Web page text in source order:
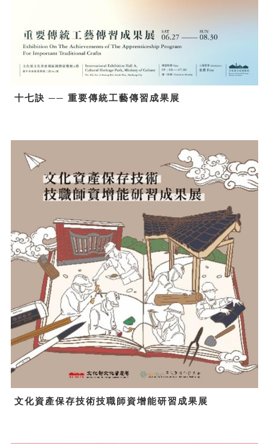
十七訣 ── 重要傳統工藝傳習成果展
文化資產保存技術技職師資增能研習成果展